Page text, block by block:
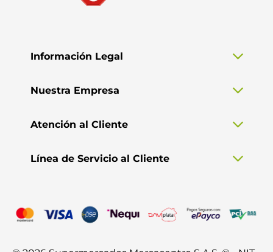
Información Legal
Nuestra Empresa
Atención al Cliente
Línea de Servicio al Cliente